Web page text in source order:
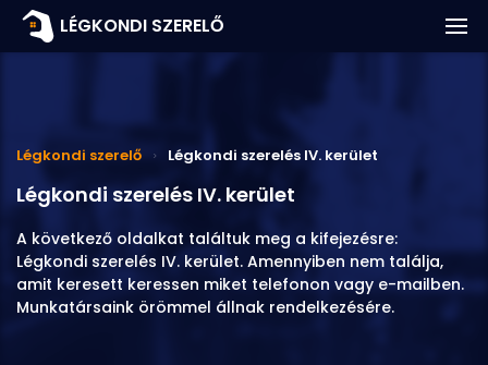
Klíma árak
Szolgáltatások
Légkondi javítás
Kapcsolat
LÉGKONDI SZERELŐ
Légkondi szerelő Légkondi szerelés IV. kerület
Légkondi szerelés IV. kerület
A következő oldalkat találtuk meg a kifejezésre:
Légkondi szerelés IV. kerület. Amennyiben nem találja,
amit keresett keressen miket telefonon vagy e-mailben.
Munkatársaink örömmel állnak rendelkezésére.